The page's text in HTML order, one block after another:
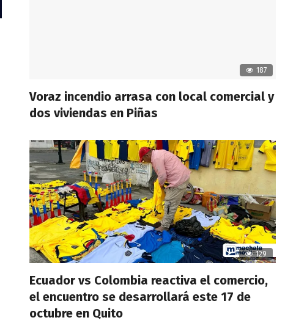
187
Voraz incendio arrasa con local comercial y
dos viviendas en Piñas
129
Ecuador vs Colombia reactiva el comercio,
el encuentro se desarrollará este 17 de
octubre en Quito